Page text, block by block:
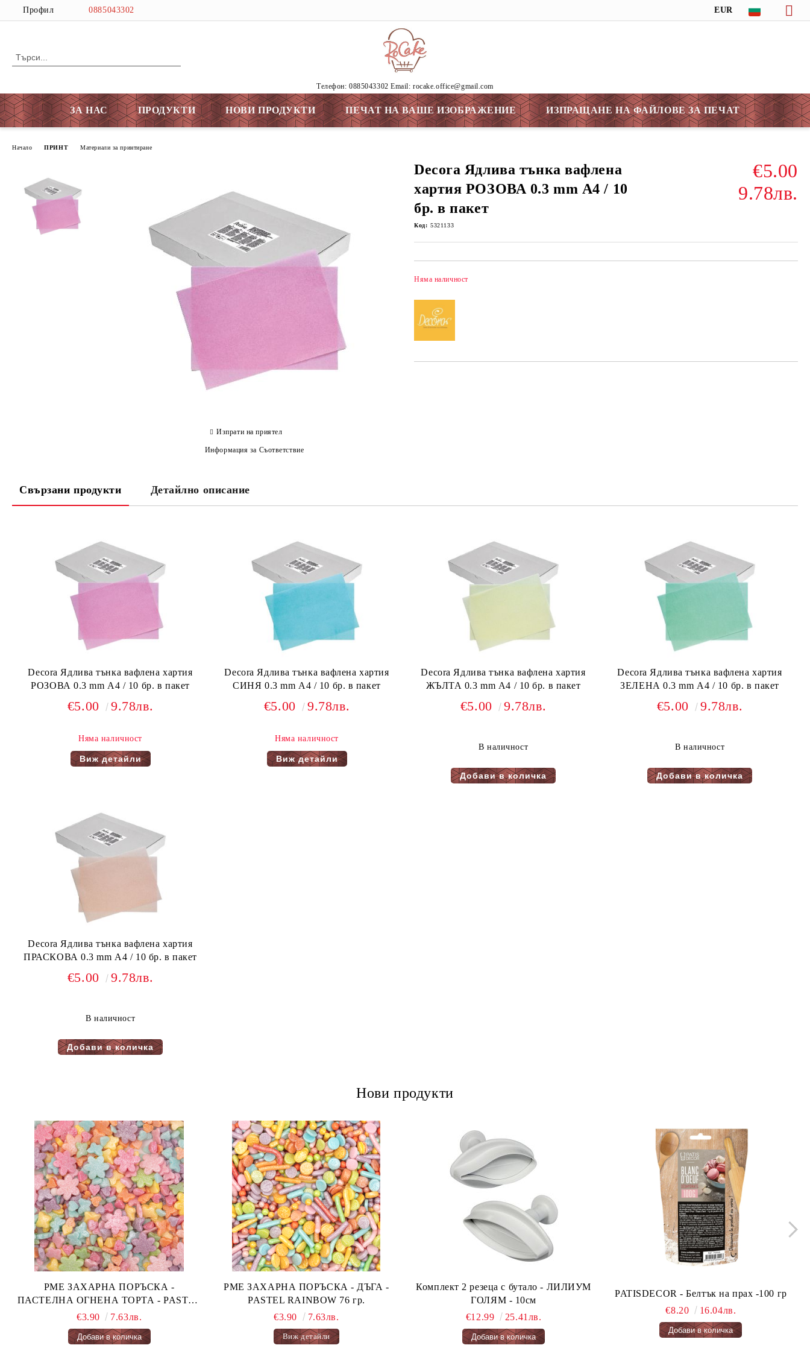
Профил 0885043302 EUR
Tелефон: 0885043302 Email: rocake.office@gmail.com
ЗА НАС ПРОДУКТИ НОВИ ПРОДУКТИ ПЕЧАТ НА ВАШЕ ИЗОБРАЖЕНИЕ ИЗПРАЩАНЕ НА ФАЙЛОВЕ ЗА ПЕЧАТ
Начало ПРИНТ Материали за принтиране
Decora Ядлива тънка вафлена
хартия РОЗОВА 0.3 mm А4 / 10
бр. в пакет
€5.00
9.78лв.
Код: 5321133
Няма наличност
Изпрати на приятел
Информация за Съответствие
Свързани продукти Детайлно описание
Decora Ядлива тънка вафлена хартия
РОЗОВА 0.3 mm А4 / 10 бр. в пакет
€5.00 9.78лв.
Няма наличност
Виж детайли
Decora Ядлива тънка вафлена хартия
СИНЯ 0.3 mm А4 / 10 бр. в пакет
€5.00 9.78лв.
Няма наличност
Виж детайли
Decora Ядлива тънка вафлена хартия
ЖЪЛТА 0.3 mm А4 / 10 бр. в пакет
€5.00 9.78лв.
В наличност
Decora Ядлива тънка вафлена хартия
ЗЕЛЕНА 0.3 mm А4 / 10 бр. в пакет
€5.00 9.78лв.
В наличност
Decora Ядлива тънка вафлена хартия
ПРАСКОВА 0.3 mm А4 / 10 бр. в пакет
€5.00 9.78лв.
В наличност
Нови продукти
PME ЗАХАРНА ПОРЪСКА -
ПАСТЕЛНА ОГНЕНА ТОРТА - PASTEL
FAIRY CAKES 66 гр.
€3.90 7.63лв.
PME ЗАХАРНА ПОРЪСКА - ДЪГА -
PASTEL RAINBOW 76 гр.
€3.90
7.63лв.
Виж детайли
Комплект 2 резеца с бутало - ЛИЛИУМ
ГОЛЯМ - 10см
€12.99
25.41лв.
PATISDECOR - Белтък на прах -100 гр
€8.20
16.04лв.